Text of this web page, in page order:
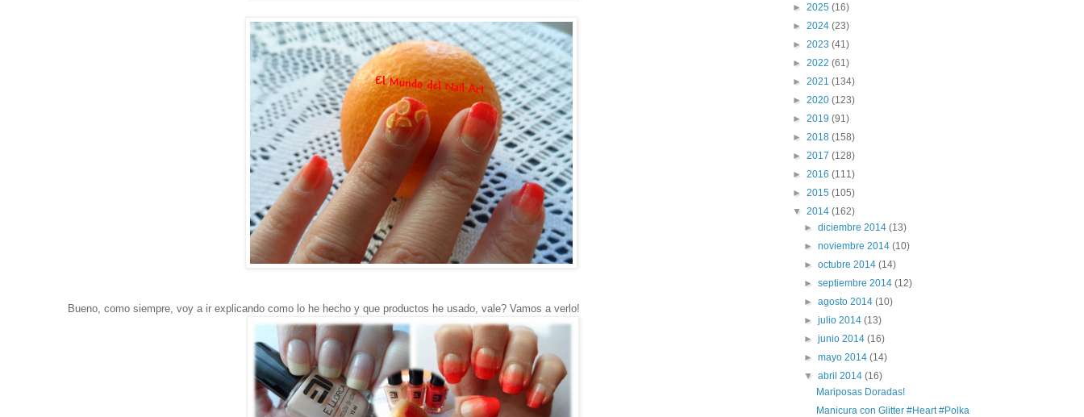
Bueno, como siempre, voy a ir explicando como lo he hecho y que productos he usado, vale? Vamos a verlo!
► 2025 (16)
► 2024 (23)
► 2023 (41)
► 2022 (61)
► 2021 (134)
► 2020 (123)
► 2019 (91)
► 2018 (158)
► 2017 (128)
► 2016 (111)
► 2015 (105)
▼ 2014 (162)
►diciembre 2014(13)
►noviembre 2014(10)
►octubre 2014(14)
►septiembre 2014(12)
►agosto 2014(10)
►julio 2014(13)
►junio 2014(16)
►mayo 2014(14)
▼abril 2014(16)
Mariposas Doradas!
Manicura con Glitter #Heart #Polka